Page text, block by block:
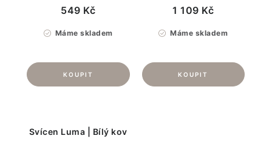
Máme skladem
549 Kč
Máme skladem
1 109 Kč
Svícen Luma | Bílý kov